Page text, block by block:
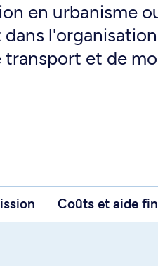
en urbanisme
et de
Coûts et aide